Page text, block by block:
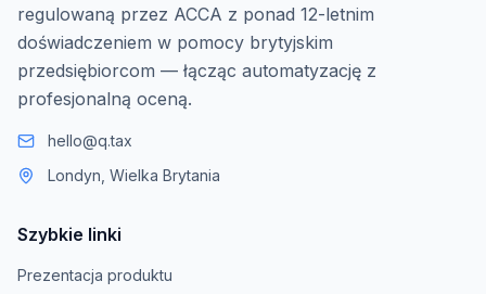
regulowaną przez ACCA z ponad 12-letnim
doświadczeniem w pomocy brytyjskim
przedsiębiorcom — łącząc automatyzację z
profesjonalną oceną.
hello@q.tax
Londyn, Wielka Brytania
Szybkie linki
Prezentacja produktu